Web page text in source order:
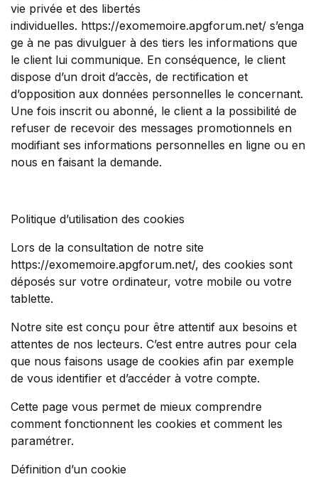
vie privée et des libertés
individuelles. https://exomemoire.apgforum.net/ s’enga
ge à ne pas divulguer à des tiers les informations que
le client lui communique. En conséquence, le client
dispose d’un droit d’accès, de rectification et
d’opposition aux données personnelles le concernant.
Une fois inscrit ou abonné, le client a la possibilité de
refuser de recevoir des messages promotionnels en
modifiant ses informations personnelles en ligne ou en
nous en faisant la demande.
Politique d’utilisation des cookies
Lors de la consultation de notre site
https://exomemoire.apgforum.net/, des cookies sont
déposés sur votre ordinateur, votre mobile ou votre
tablette.
Notre site est conçu pour être attentif aux besoins et
attentes de nos lecteurs. C’est entre autres pour cela
que nous faisons usage de cookies afin par exemple
de vous identifier et d’accéder à votre compte.
Cette page vous permet de mieux comprendre
comment fonctionnent les cookies et comment les
paramétrer.
Définition d’un cookie